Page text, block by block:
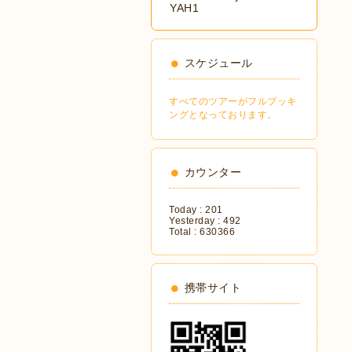
YAH1
スケジュール
すべてのツアーがフルブッキ
ングとなっております。
カウンター
Today : 201
Yesterday : 492
Total : 630366
携帯サイト